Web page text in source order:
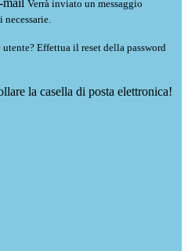
mail Verrà inviato un messaggio
Effettua il reset della password
la casella di posta elettronica!